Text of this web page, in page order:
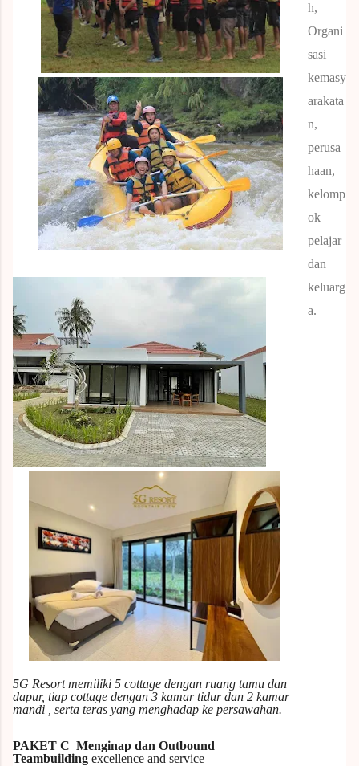
5G Resort memiliki 5 cottage dengan ruang tamu dan
dapur, tiap cottage dengan 3 kamar tidur dan 2 kamar
mandi , serta teras yang menghadap ke persawahan.
PAKET C Menginap dan Outbound
Teambuilding excellence and service
h,
Organi
sasi
kemasy
arakata
n,
perusa
haan,
kelomp
ok
pelajar
dan
keluarg
a.